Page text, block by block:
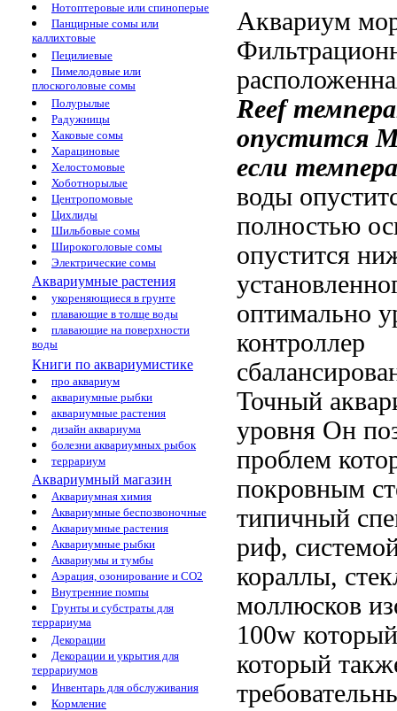
Нотоптеровые или спиноперые
Панцирные сомы или
каллихтовые
Пецилиевые
Пимелодовые или
плоскоголовые сомы
Полурылые
Радужницы
Хаковые сомы
Харациновые
Хелостомовые
Хоботнорылые
Центропомовые
Цихлиды
Шильбовые сомы
Широкоголовые сомы
Электрические сомы
Аквариумные растения
укореняющиеся в грунте
плавающие в толще воды
плавающие на поверхности
воды
Книги по аквариумистике
про аквариум
аквариумные рыбки
аквариумные растения
дизайн аквариума
болезни аквариумных рыбок
террариум
Аквариумный магазин
Аквариумная химия
Аквариумные беспозвоночные
Аквариумные растения
Аквариумные рыбки
Аквариумы и тумбы
Аэрация, озонирование и CO2
Внутренние помпы
Грунты и субстраты для
террариума
Декорации
Декорации и укрытия для
террариумов
Инвентарь для обслуживания
Кормление
Аквариум
Reef
опустится
если
воды
полностью
опустится
оптимально
контроллер
Точный
уровня Он
проблем
покровным
типичный
риф,
кораллы,
моллюсков
100w
который